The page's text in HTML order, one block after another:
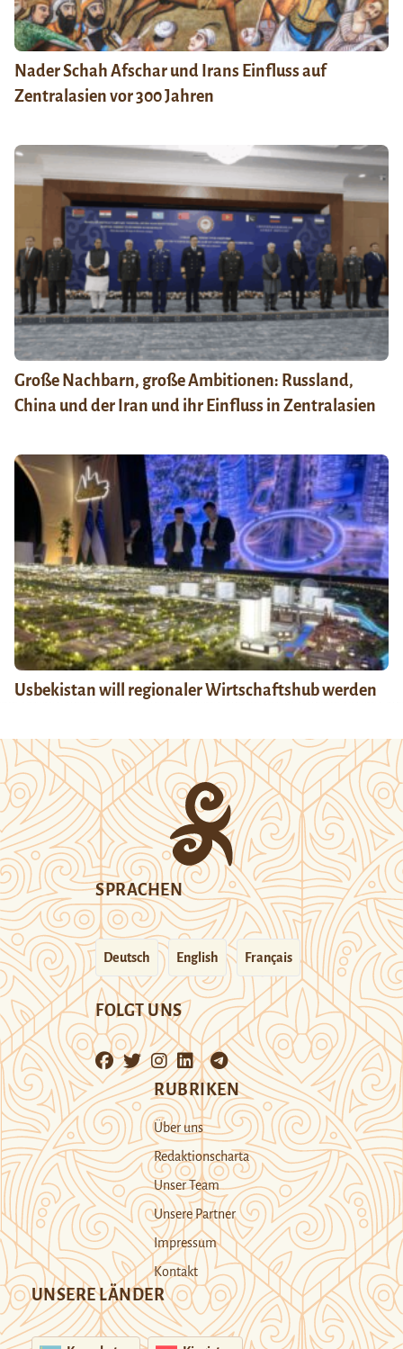
Nader Schah Afschar und Irans Einfluss auf
Zentralasien vor 300 Jahren
Große Nachbarn, große Ambitionen: Russland,
China und der Iran und ihr Einfluss in Zentralasien
Usbekistan will regionaler Wirtschaftshub werden
SPRACHEN
Deutsch English Français
FOLGT UNS
RUBRIKEN
Über uns
Redaktionscharta
Unser Team
Unsere Partner
Impressum
Kontakt
UNSERE LÄNDER